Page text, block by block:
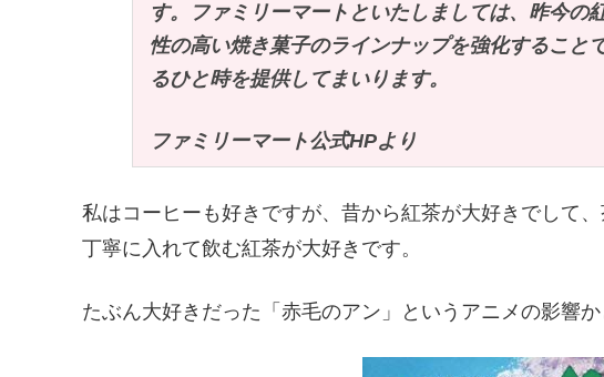
す。ファミリーマートといたしましては、昨今の
性の高い焼き菓子のラインナップを強化すること
るひと時を提供してまいります。
ファミリーマート公式HPより
私はコーヒーも好きですが、昔から紅茶が大好きでして
丁寧に入れて飲む紅茶が大好きです。
たぶん大好きだった「赤毛のアン」というアニメの影響か